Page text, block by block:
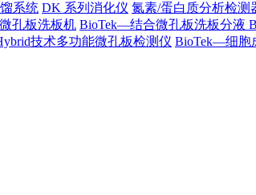
系统 DK 系列消化仪 氮素/蛋白质分析检测
孔板洗板机 BioTek—结合微孔板洗板分液
技术多功能微孔板检测仪 BioTek—细胞